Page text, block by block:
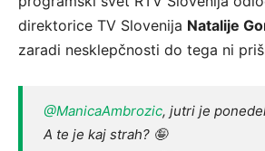
direktorice TV Slovenija Natalije
zaradi nesklepčnosti do tega ni
@ManicaAmbrozic, jutri je
A te je kaj strah? 🤪